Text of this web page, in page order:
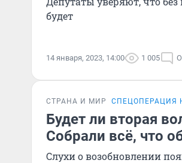
будет
14 января, 2023, 14:00 1 005
СТРАНА И МИР СПЕЦОПЕРАЦИЯ
Будет ли вторая
Собрали всё, что
Слухи о возобновлении